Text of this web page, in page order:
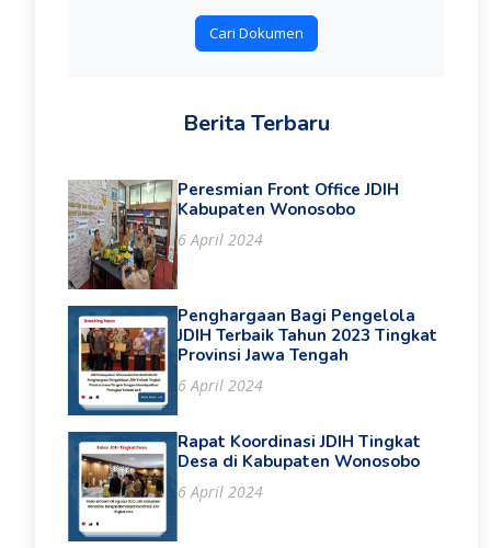
Cari Dokumen
Berita Terbaru
Peresmian Front Office JDIH
Kabupaten Wonosobo
6 April 2024
Penghargaan Bagi Pengelola
JDIH Terbaik Tahun 2023 Tingkat
Provinsi Jawa Tengah
6 April 2024
Rapat Koordinasi JDIH Tingkat
Desa di Kabupaten Wonosobo
6 April 2024